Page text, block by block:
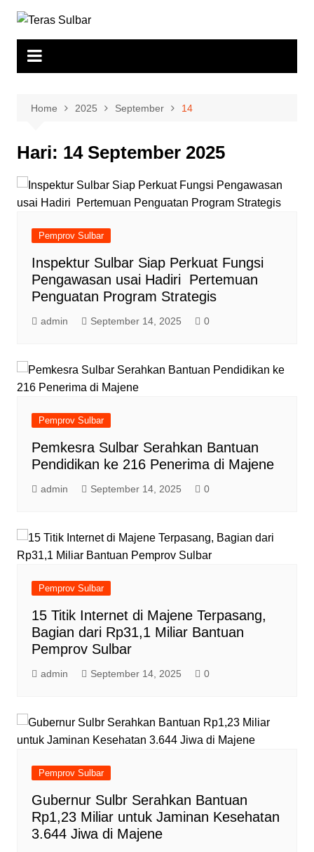
content
Home 2025 September 14
Hari: 14 September 2025
Pemprov Sulbar
Inspektur Sulbar Siap Perkuat Fungsi
Pengawasan usai Hadiri Pertemuan
Penguatan Program Strategis
admin September 14, 2025 0
Pemprov Sulbar
Pemkesra Sulbar Serahkan Bantuan
Pendidikan ke 216 Penerima di Majene
admin September 14, 2025 0
Pemprov Sulbar
15 Titik Internet di Majene Terpasang,
Bagian dari Rp31,1 Miliar Bantuan
Pemprov Sulbar
admin September 14, 2025 0
Pemprov Sulbar
Gubernur Sulbr Serahkan Bantuan
Rp1,23 Miliar untuk Jaminan Kesehatan
3.644 Jiwa di Majene